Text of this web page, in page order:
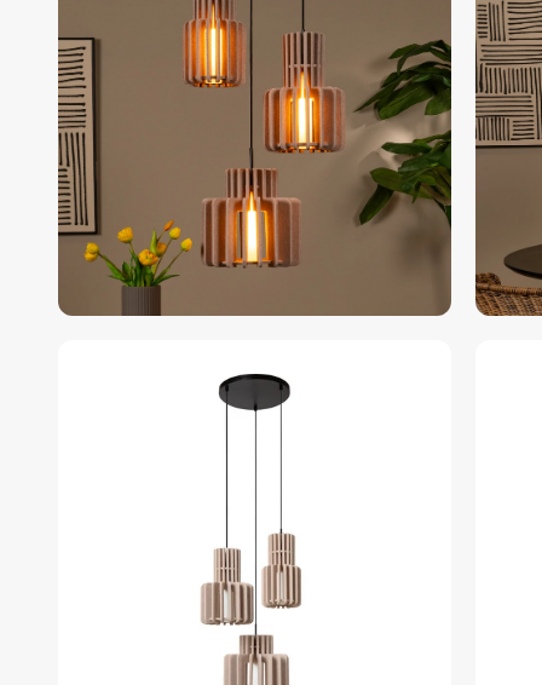
bildegalleri